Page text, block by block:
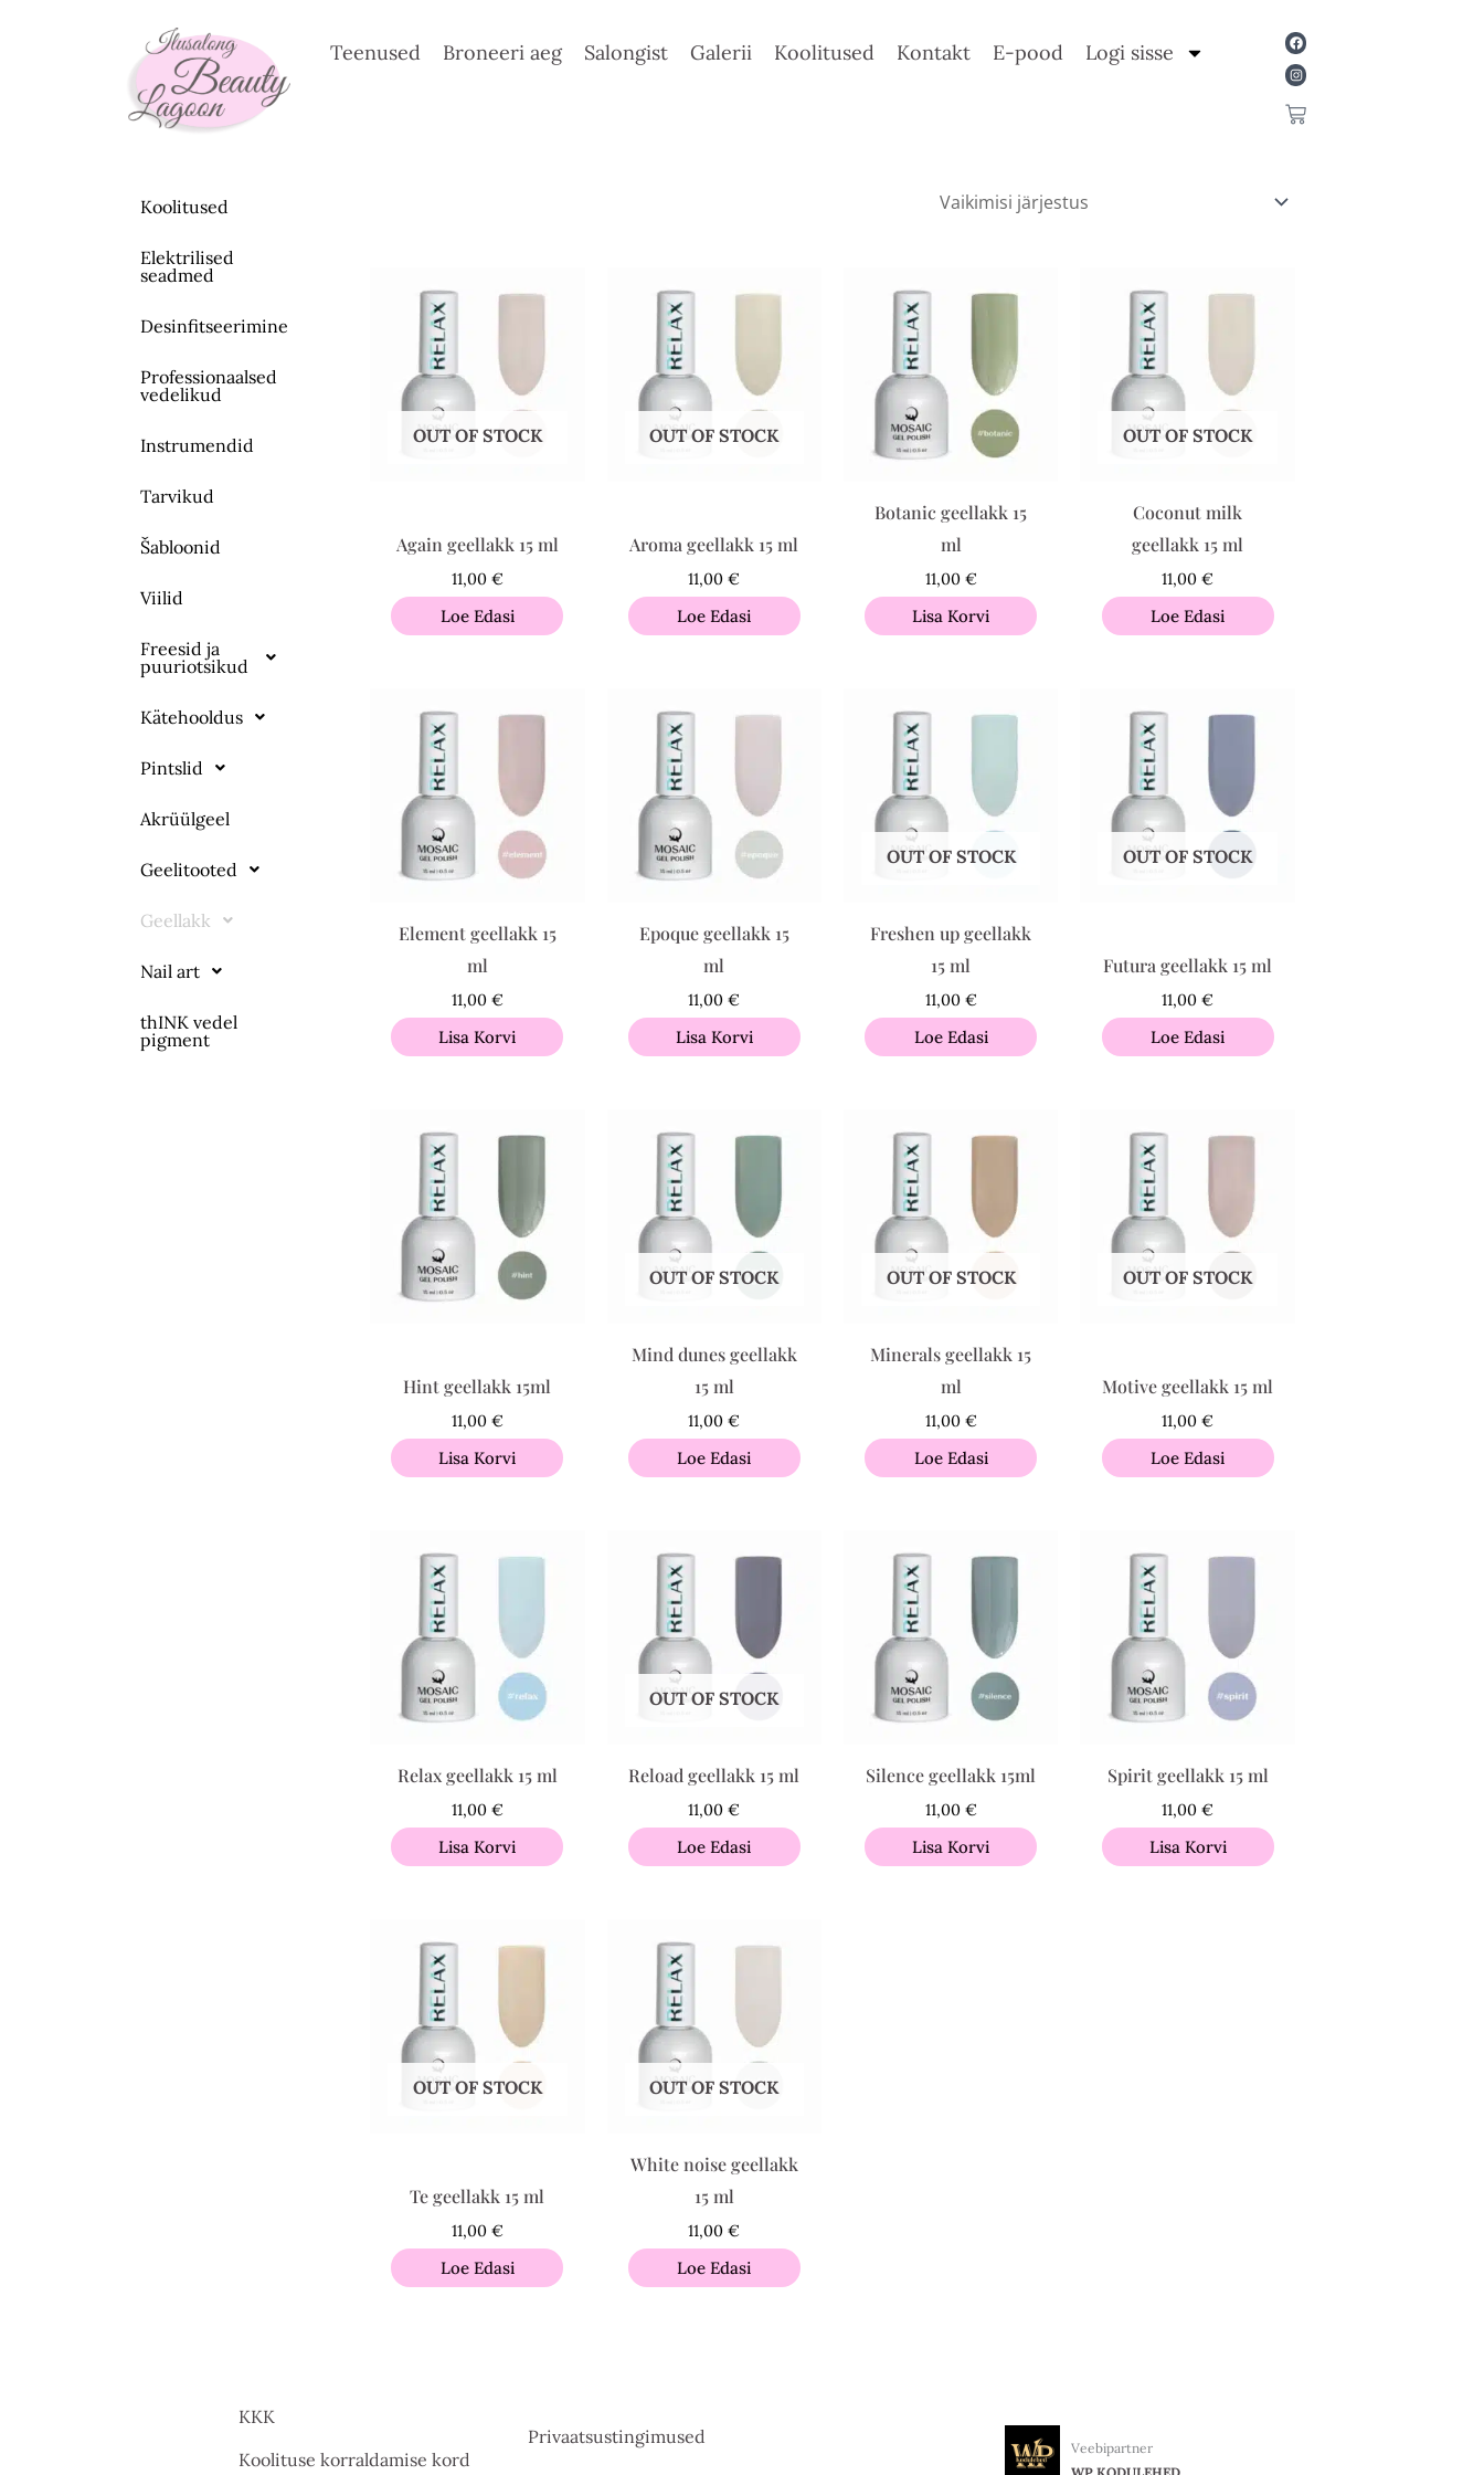
Teenused Broneeri aeg Salongist Galerii Koolitused Kontakt E-pood Logi sisse
Facebook
Instagram
Cart
Koolitused
Elektrilised
seadmed
Desinfitseerimine
Professionaalsed
vedelikud
Instrumendid
Tarvikud
Šabloonid
Viilid
Freesid ja
puuriotsikud
Kätehooldus
Pintslid
Akrüülgeel
Geelitooted
Geellakk
Nail art
thINK vedel
pigment
OUT OF STOCK
Again geellakk 15 ml
11,00 €
Loe Edasi
OUT OF STOCK
Aroma geellakk 15 ml
11,00€
Loe Edasi
Botanic geellakk 15
ml
11,00 €
Lisa Korvi
OUT OF STOCK
Coconut milk
geellakk 15 ml
11,00€
Loe Edasi
Element geellakk 15
ml
11,00 €
Lisa Korvi
Epoque geellakk 15
ml
11,00€
Lisa Korvi
OUT OF STOCK
Freshen up geellakk
15 ml
11,00 €
Loe Edasi
OUT OF STOCK
Futura geellakk 15 ml
11,00€
Loe Edasi
Hint geellakk 15ml
11,00 €
Lisa Korvi
OUT OF STOCK
Mind dunes geellakk
15 ml
11,00€
Loe Edasi
OUT OF STOCK
Minerals geellakk 15
ml
11,00 €
Loe Edasi
OUT OF STOCK
Motive geellakk 15 ml
11,00€
Loe Edasi
Relax geellakk 15 ml
11,00 €
Lisa Korvi
OUT OF STOCK
Reload geellakk 15 ml
11,00€
Loe Edasi
Silence geellakk 15ml
11,00 €
Lisa Korvi
Spirit geellakk 15 ml
11,00€
Lisa Korvi
OUT OF STOCK
Te geellakk 15 ml
11,00 €
Loe Edasi
OUT OF STOCK
White noise geellakk
15 ml
11,00€
Loe Edasi
KKK
Privaatsustingimused
Koolituse korraldamise kord
Veebipartner